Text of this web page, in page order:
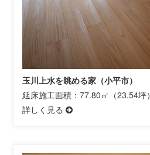
玉川上水を眺める家（小平市）
延床施工面積：77.80㎡（23.54坪）
詳しく見る